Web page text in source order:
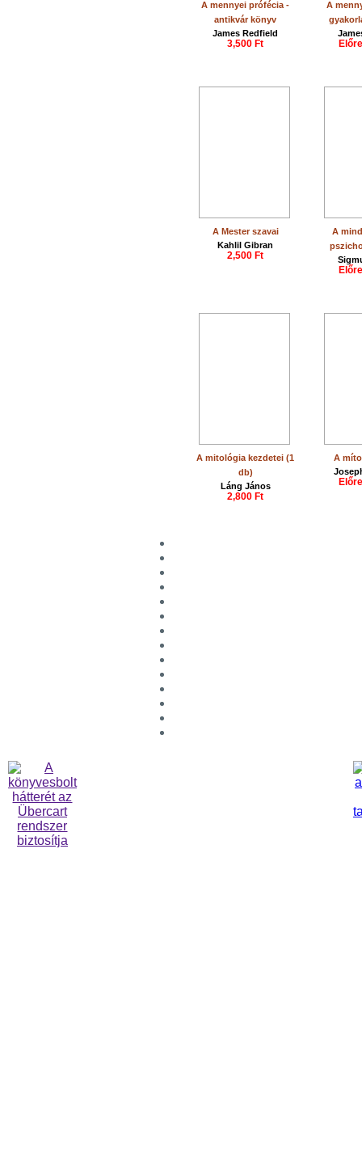
A mennyei prófécia -
antikvár könyv
James Redfield
3,500 Ft
A
A Mester szavai
Kahlil Gibran
2,500 Ft
A
A mitológia kezdetei (1
db)
Láng János
2,800 Ft
A